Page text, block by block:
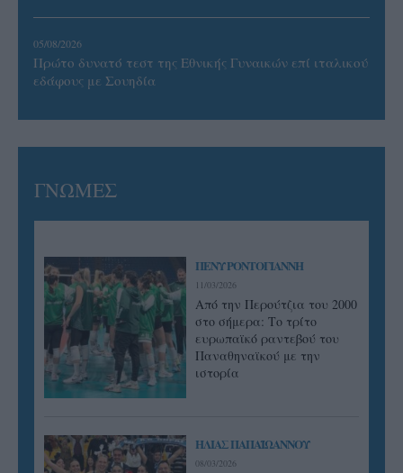
05/08/2026
Πρώτο δυνατό τεστ της Εθνικής Γυναικών επί ιταλικού
εδάφους με Σουηδία
ΓΝΩΜΕΣ
ΠΕΝΥ ΡΟΝΤΟΓΙΑΝΝΗ
11/03/2026
Από την Περούτζια του 2000
στο σήμερα: Tο τρίτο
ευρωπαϊκό ραντεβού του
Παναθηναϊκού με την
ιστορία
ΗΛΙΑΣ ΠΑΠΑΪΩΑΝΝΟΥ
08/03/2026